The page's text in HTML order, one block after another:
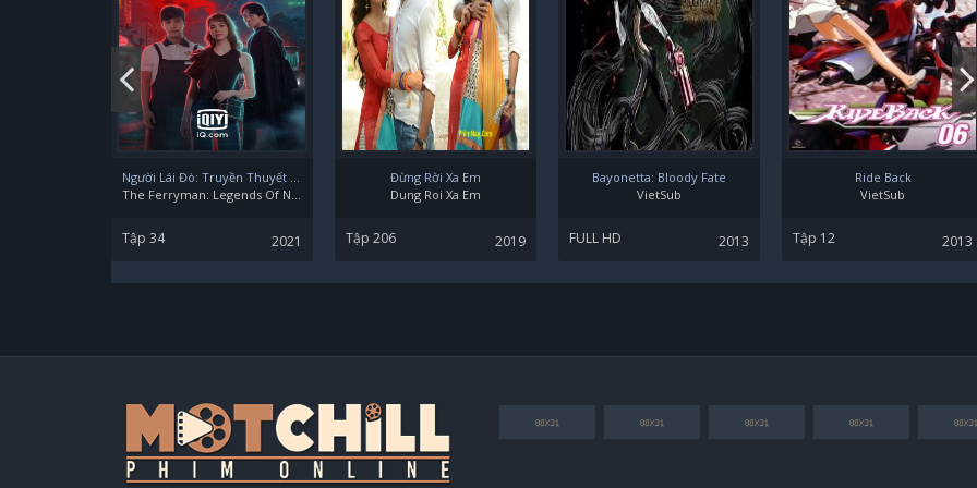
McKinley Belcher
Vincent Regan
Người Lái Đò: Truyền Thuyết Nam Dương
The Ferryman: Legends Of Nanyang
Tập 34 2021
Đừng Rời Xa Em
Dung Roi Xa Em
Tập 206 2019
Bayonetta: Bloody Fate
VietSub
FULL HD 2013
Ride Back
VietSub
Tập 12 2013